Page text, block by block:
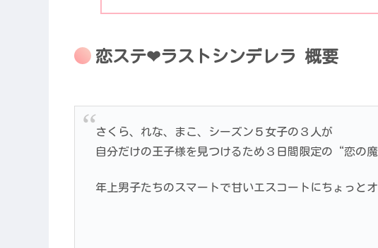
恋ステ❤︎ラストシンデレラ 概要
さくら、れな、まこ、シーズン５女子の３人が
自分だけの王子様を見つけるため３日間限定の“恋の
年上男子たちのスマートで甘いエスコートにちょっと